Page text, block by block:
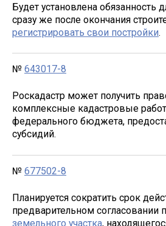
Будет установлена обязанность
сразу же после окончания
регистрировать свои постройки.
№ 643017-8
Роскадастр может получить
комплексные кадастровые
федерального бюджета,
субсидий.
№ 677502-8
Планируется сократить срок
предварительном согласовании
земельного участка,